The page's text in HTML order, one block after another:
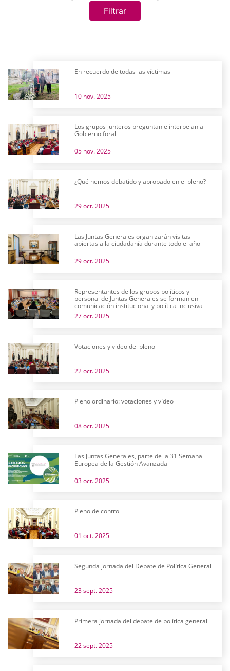
Filtrar
En recuerdo de todas las víctimas
10 nov. 2025
Los grupos junteros preguntan e interpelan al
Gobierno foral
05 nov. 2025
¿Qué hemos debatido y aprobado en el pleno?
29 oct. 2025
Las Juntas Generales organizarán visitas
abiertas a la ciudadanía durante todo el año
29 oct. 2025
Representantes de los grupos políticos y
personal de Juntas Generales se forman en
comunicación institucional y política inclusiva
27 oct. 2025
Votaciones y video del pleno
22 oct. 2025
Pleno ordinario: votaciones y vídeo
08 oct. 2025
Las Juntas Generales, parte de la 31 Semana
Europea de la Gestión Avanzada
03 oct. 2025
Pleno de control
01 oct. 2025
Segunda jornada del Debate de Política General
23 sept. 2025
Primera jornada del debate de política general
22 sept. 2025